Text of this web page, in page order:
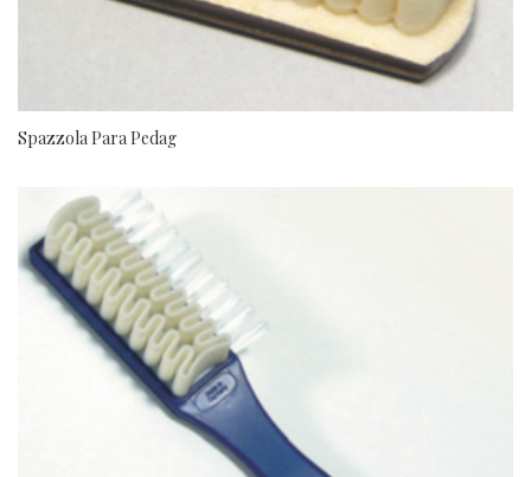
Spazzola Para Pedag